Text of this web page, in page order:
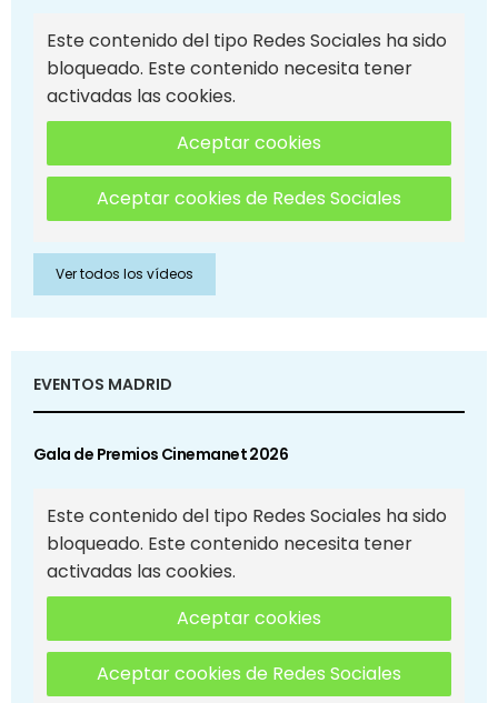
Este contenido del tipo Redes Sociales ha sido
bloqueado. Este contenido necesita tener
activadas las cookies.
Aceptar cookies
Aceptar cookies de Redes Sociales
Ver todos los vídeos
EVENTOS MADRID
Gala de Premios Cinemanet 2026
Este contenido del tipo Redes Sociales ha sido
bloqueado. Este contenido necesita tener
activadas las cookies.
Aceptar cookies
Aceptar cookies de Redes Sociales